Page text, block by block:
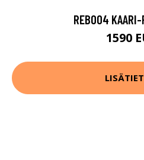
REB004 KAARI-
1590